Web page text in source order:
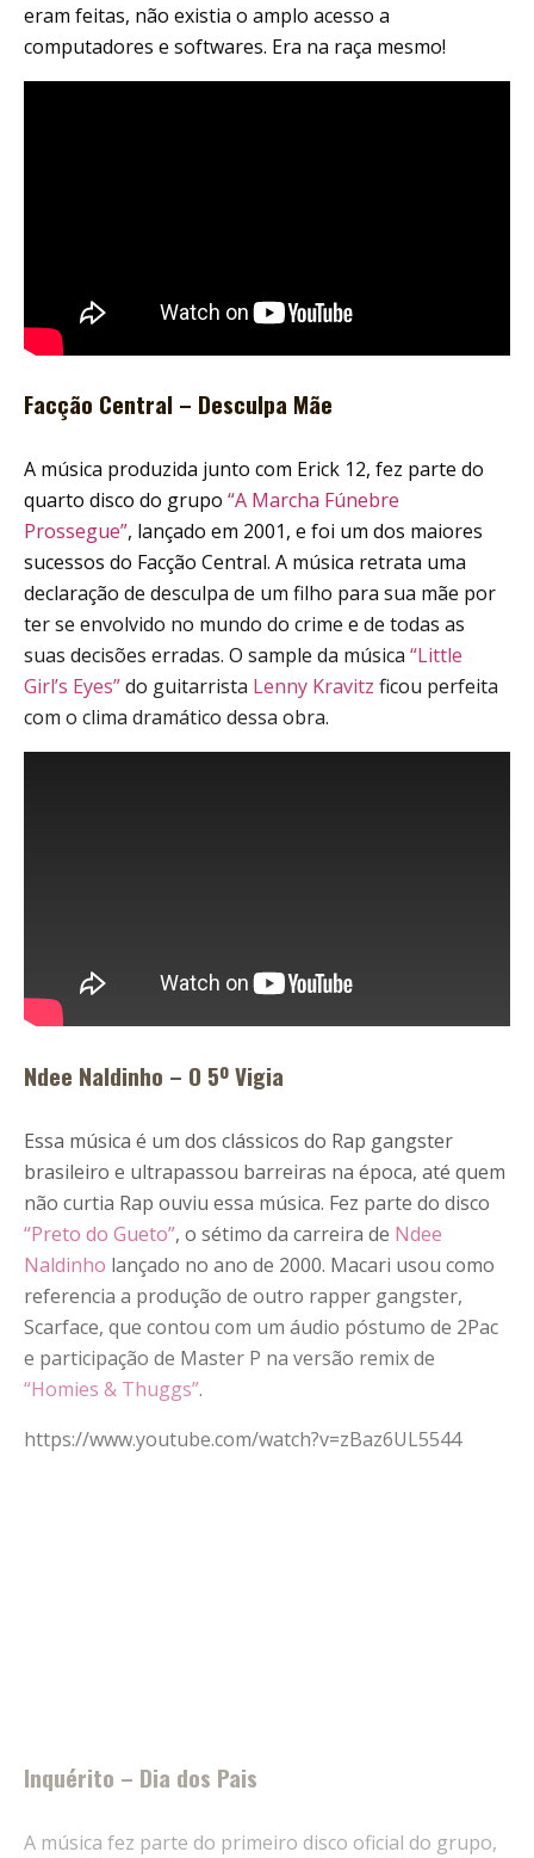
eram feitas, não existia o amplo acesso a
computadores e softwares. Era na raça mesmo!
Facção Central – Desculpa Mãe
A música produzida junto com Erick 12, fez parte do
quarto disco do grupo “A Marcha Fúnebre
Prossegue”, lançado em 2001, e foi um dos maiores
sucessos do Facção Central. A música retrata uma
declaração de desculpa de um filho para sua mãe por
ter se envolvido no mundo do crime e de todas as
suas decisões erradas. O sample da música “Little
Girl’s Eyes”do guitarrista Lenny Kravitz ficou perfeita
com o clima dramático dessa obra.
Ndee Naldinho – O 5º Vigia
Essa música é um dos clássicos do Rap gangster
brasileiro e ultrapassou barreiras na época, até quem
não curtia Rap ouviu essa música. Fez parte do disco
“Preto do Gueto”, o sétimo da carreira de Ndee
Naldinho lançado no ano de 2000. Macari usou como
referencia a produção de outro rapper gangster,
Scarface, que contou com um áudio póstumo de 2Pac
e participação de Master P na versão remix de
“Homies & Thuggs”.
https://www.youtube.com/watch?v=zBaz6UL5544
Inquérito – Dia dos Pais
A música fez parte do primeiro disco oficial do grupo,